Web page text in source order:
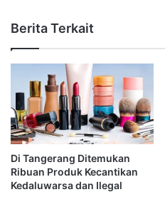
Berita Terkait
Di Tangerang Ditemukan
Ribuan Produk Kecantikan
Kedaluwarsa dan Ilegal